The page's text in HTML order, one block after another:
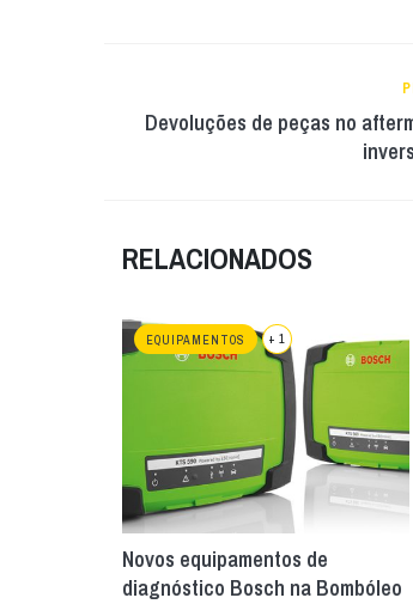
Devoluções de peças no
RELACIONADOS
EQUIPAMENTOS + 1
Novos equipamentos de
diagnóstico Bosch na Bombóleo